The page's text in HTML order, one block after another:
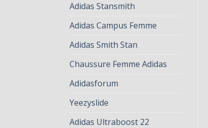
Adidas Stansmith
Adidas Campus Femme
Adidas Smith Stan
Chaussure Femme Adidas
Adidasforum
Yeezyslide
Adidas Ultraboost 22